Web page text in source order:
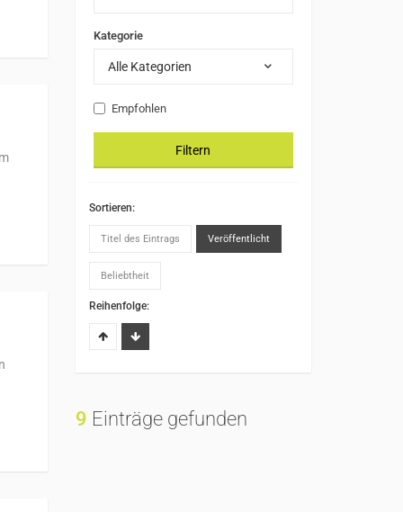
Kategorie
Alle Kategorien
Empfohlen
Filtern
Sortieren:
Titel des Eintrags Veröffentlicht
Beliebtheit
Reihenfolge:
9 Einträge gefunden